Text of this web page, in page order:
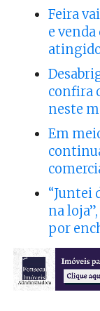
Feira
e
confira
neste
Em
“Juntei
na
por